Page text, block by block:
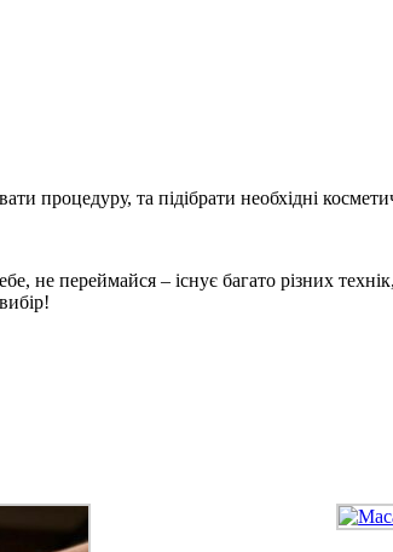
процедуру, та підібрати необхідні
не переймайся – існує багато різних